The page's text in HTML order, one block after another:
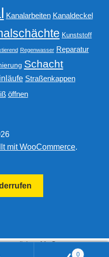
Kanalarbeiten Kanaldeckel
Kunststoff
Regenwasser Reparatur
Schacht
Straßenkappen
öffnen
mit WooCommerce.
0
MwSt.